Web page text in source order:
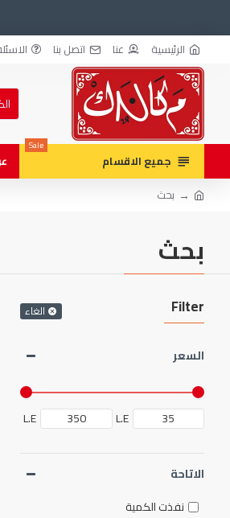
الرئيسية عنا اتصل بنا
جميع الاقسام
Sale
بحث
بحث
Filter الغاء
السعر
L.E
L.E
الاتاحة
نفذت الكمية